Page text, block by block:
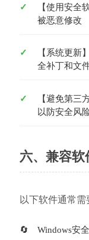
【使用安全
被恶意修改
【系统更新
全补丁和文
【避免第三
以防安全风
六、兼容软
以下软件通常需
Windows安